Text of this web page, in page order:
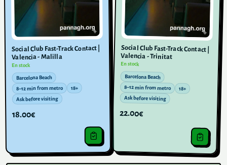
Social Club Fast-Track Contact |
Valencia - Malilla
En stock
Barcelona Beach
8–12 min from metro 18+
Ask before visiting
18.00€
Social Club Fast-Track Contact |
Valencia - Trinitat
En stock
Barcelona Beach
8–12 min from metro 18+
Ask before visiting
22.00€